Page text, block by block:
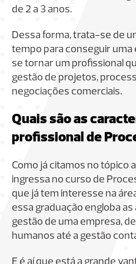
de 2 a 3 anos.
Dessa forma, trata-se de
tempo para conseguir uma
se tornar um profissional
gestão de projetos,
negociações comerciais.
Quais são as
profissional de
Como já citamos no tópico
ingressa no curso de
que já tem interesse na
essa graduação engloba
gestão de uma empresa,
humanos até a gestão
E é aí que está a grande